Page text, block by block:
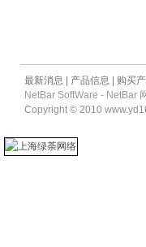
最新消息 产品信息 购买
NetBar SoftWare - NetBar
Copyright © 2010